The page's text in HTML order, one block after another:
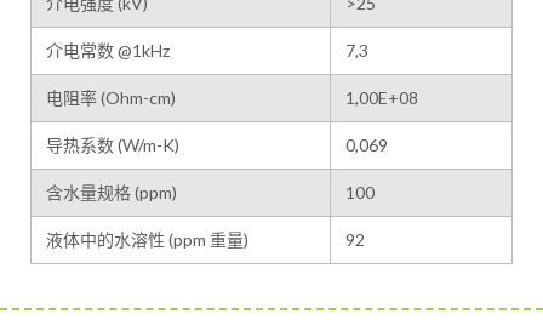
介电常数 @1kHz 7,3
电阻率 (Ohm-cm) 1,00E+08
导热系数 (W/m-K) 0,069
含水量规格 (ppm) 100
液体中的水溶性 (ppm 重量) 92